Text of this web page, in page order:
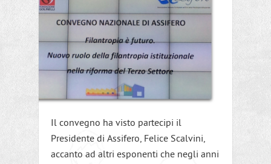
Il convegno ha visto partecipi il
Presidente di Assifero, Felice Scalvini,
accanto ad altri esponenti che negli anni